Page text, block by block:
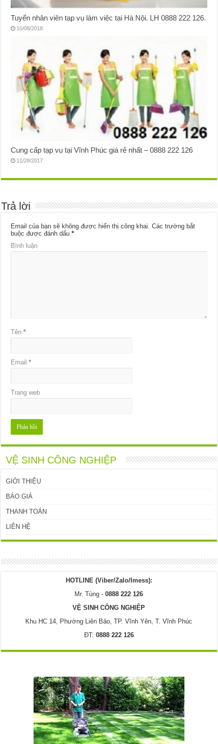
Tuyển nhân viên tạp vụ làm việc tại Hà Nội. LH 0888 222 126.
10/08/2018
Cung cấp tạp vụ tại Vĩnh Phúc giá rẻ nhất – 0888 222 126
11/28/2017
Trả lời
Email của bạn sẽ không được hiển thị công khai. Các trường bắt
buộc được đánh dấu*
Bình luận
Tên*
Email*
Trang web
VỆ SINH CÔNG NGHIỆP
GIỚI THIỆU
BÁO GIÁ
THANH TOÁN
LIÊN HỆ
HOTLINE (Viber/Zalo/Imess):
Mr. Tùng -0888 222 126
VỆ SINH CÔNG NGHIỆP
Khu HC 14, Phường Liên Bảo, TP. Vĩnh Yên, T. Vĩnh Phúc
ĐT: 0888 222 126